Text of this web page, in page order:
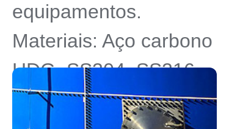
equipamentos.
Materiais: Aço carbono
HDG, SS304, SS316,
FRP